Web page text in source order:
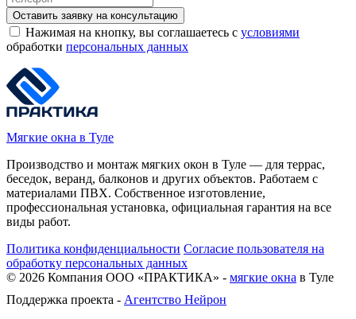
Оставить заявку на консультацию
Нажимая на кнопку, вы соглашаетесь с условиями
обработки персональных данных
Мягкие окна в Туле
Производство и монтаж мягких окон в Туле — для террас,
беседок, веранд, балконов и других объектов. Работаем с
материалами ПВХ. Собственное изготовление,
профессиональная установка, официальная гарантия на все
виды работ.
Политика конфиденциальности Согласие пользователя на
обработку персональных данных
© 2026 Компания ООО «ПРАКТИКА» - мягкие окна в Туле
Поддержка проекта - Агентство Нейрон